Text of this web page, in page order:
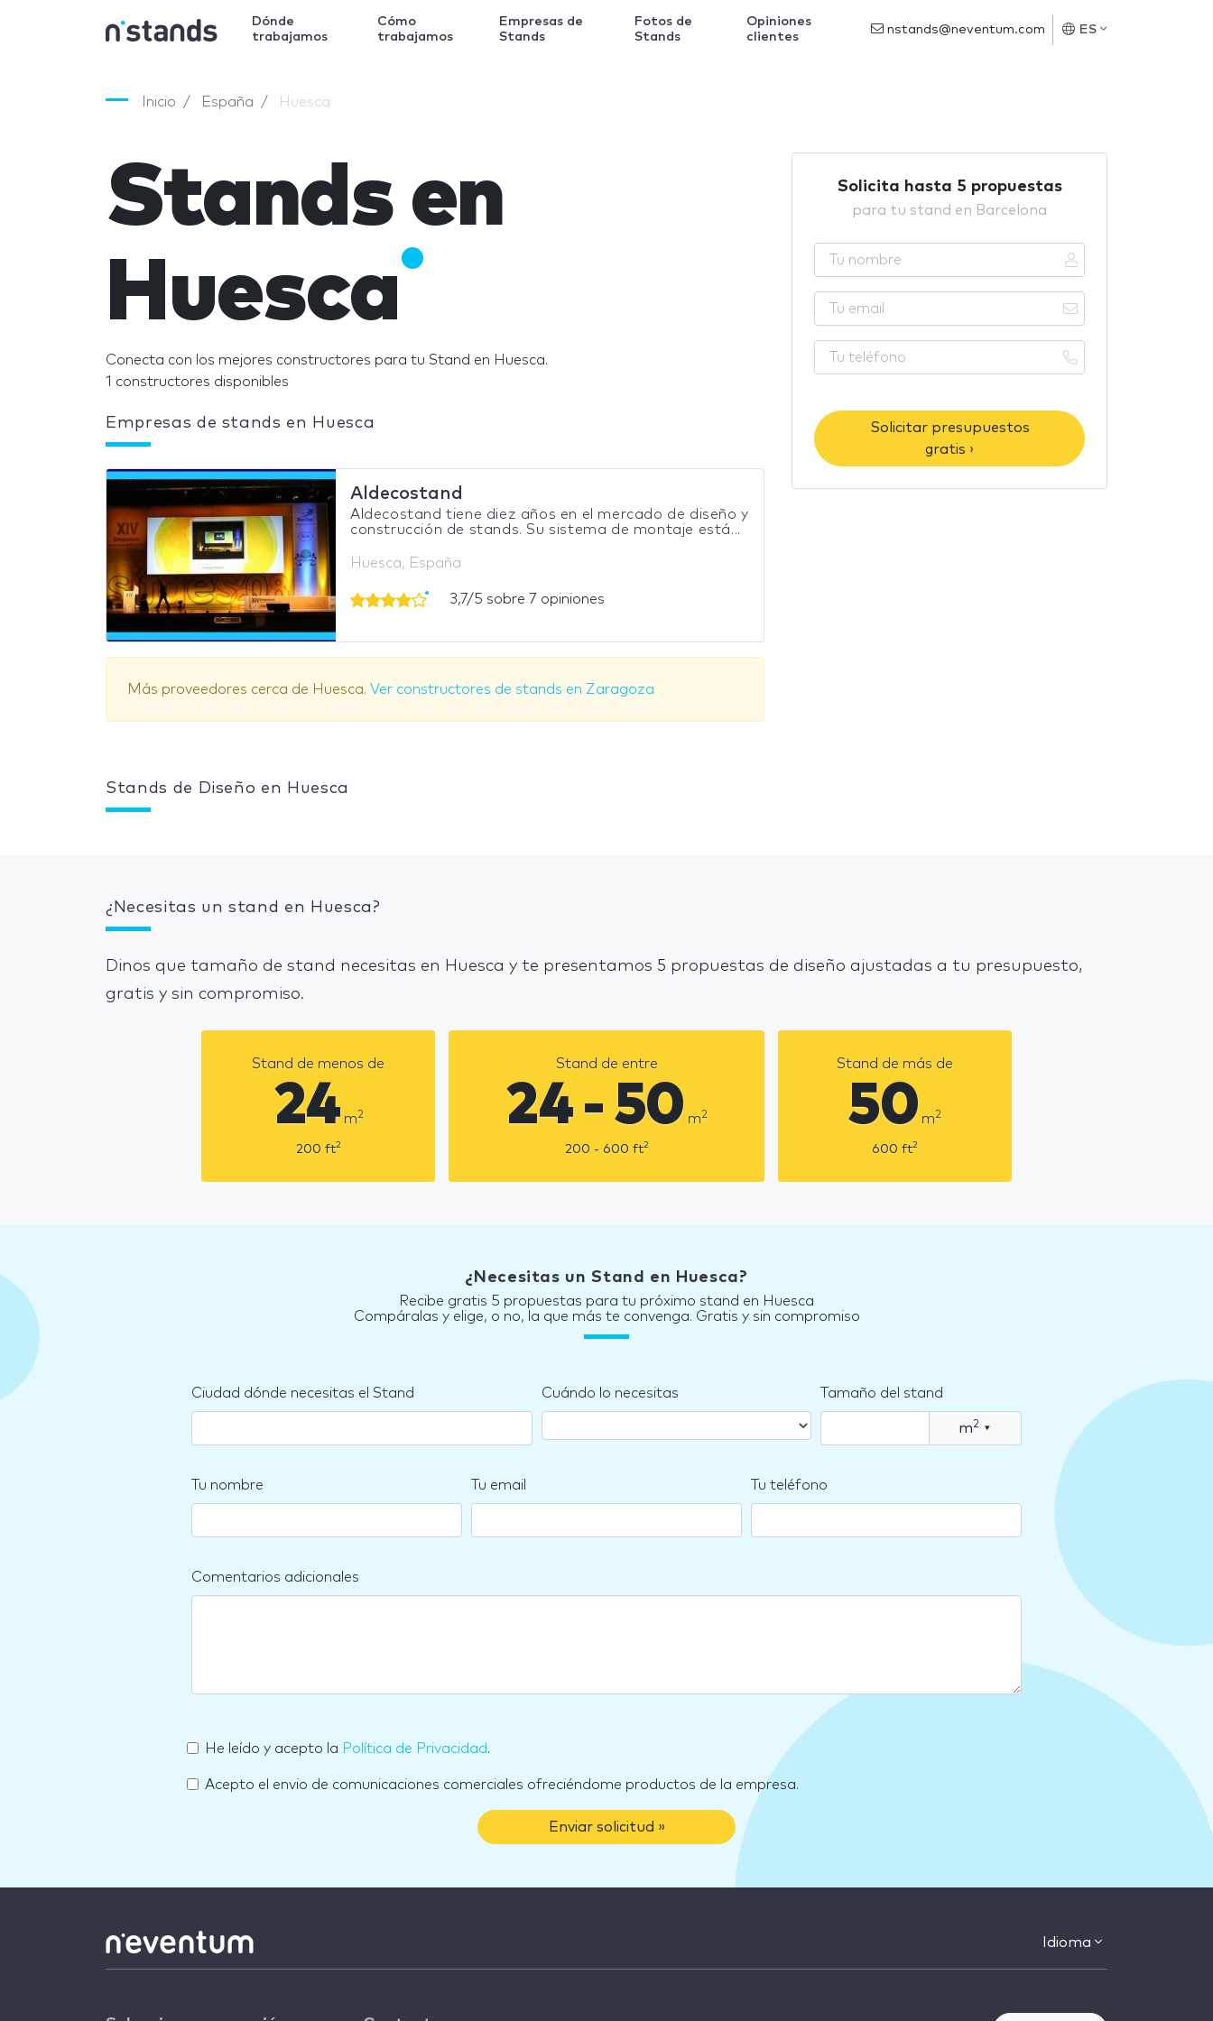
Dónde
trabajamos
Cómo
trabajamos
Empresas de
Stands
Fotos de
Stands
Opiniones
clientes
nstands@neventum.com ES
Inicio España Huesca
Stands en
Huesca
Conecta con los mejores constructores para tu Stand en Huesca.
1 constructores disponibles
Empresas de stands en Huesca
Aldecostand
Aldecostand tiene diez años en el mercado de diseño y
construcción de stands. Su sistema de montaje está...
Huesca, España
3,7/5 sobre 7 opiniones
Más proveedores cerca de Huesca. Ver constructores de stands en Zaragoza
Solicita hasta 5 propuestas
para tu stand en Barcelona
Solicitar presupuestos
gratis ›
Stands de Diseño en Huesca
¿Necesitas un stand en Huesca?
Dinos que tamaño de stand necesitas en Huesca y te presentamos 5 propuestas de diseño ajustadas a tu presupuesto,
gratis y sin compromiso.
Stand de menos de
24 m2
200 ft2
Stand de entre
24 - 50 m2
200 - 600 ft2
Stand de más de
50 m2
600 ft2
¿Necesitas un Stand en Huesca?
Recibe gratis 5 propuestas para tu próximo stand en Huesca
Compáralas y elige, o no, la que más te convenga. Gratis y sin compromiso
Ciudad dónde necesitas el Stand Cuándo lo necesitas Tamaño del stand
m2 ▾
Tu nombre Tu email Tu teléfono
Comentarios adicionales
He leído y acepto la Política de Privacidad.
Acepto el envio de comunicaciones comerciales ofreciéndome productos de la empresa.
Enviar solicitud »
Idioma